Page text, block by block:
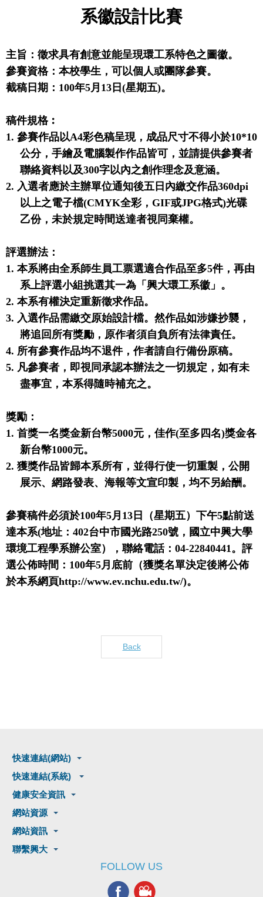
系徽設計比賽
主旨：徵求具有創意並能呈現環工系特色之圖徽。
參賽資格：本校學生，可以個人或團 隊參賽。
截稿日期： 100年5月 13 日 (星期五)。
稿件規格︰
1. 參賽作品以A4彩色稿呈現，成品尺寸不得小於10*10
公分，手繪及電腦製作作品皆可，並請提供參賽者
聯絡資料以及300字以內之創作理念及意涵。
2. 入選者應於主辦單位通知後五日內繳交作品360dpi
以上之電子檔(CMYK全彩， GIF或JPG格式)光碟
乙份，未於規定時間送達者視同棄權。
評選辦法：
1. 本系將由全系師生員工票選適合作品至多5件，再由
系上評選小組挑選其一為「興大環工系徽」。
2. 本系有權決定重新徵求作品。
3. 入選作品需繳交原始設計檔。然作品如涉嫌抄襲，
將追回所有獎勵，原作者須自負所有法律責任。
4. 所有參賽作品均不退件，作者請自行備份原稿。
5. 凡參賽者，即視同承認本辦法之一切規定，如有未
盡事宜，本系得隨時補充之。
獎勵：
1. 首獎一名獎金新台幣5000元，佳作(至多四名)獎金各
新台幣1000元。
2. 獲獎作品皆歸本系所有，並得行使一切重製，公開
展示、網路發表、海報等文宣印製，均不另給酬。
參賽稿件必須於100年5月 13 日（星期五）下午5點前送
達本系(地址： 402台中市國光路250號，國立中興大學
環境工程學系辦公室）
， 聯絡電話： 04-22840441 。 評
選公佈時間： 100年5月底前（獲獎名單決定後將公佈
於本系網頁http://www.ev.nchu.edu.tw/)。
Back
快速連結(網站)
快速連結(系統)
健康安全資訊
網站資源
網站資訊
聯繫興大
FOLLOW US